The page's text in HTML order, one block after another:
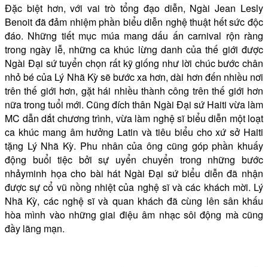
Đặc biệt hơn, với vai trò tổng đạo diễn, Ngài Jean Lesly
Benoit đã đảm nhiệm phần biểu diễn nghệ thuật hết sức độc
đáo. Những tiết mục múa mang dấu ấn carnival rộn ràng
trong ngày lễ, những ca khúc lừng danh của thế giới được
Ngài Đại sứ tuyển chọn rất kỹ giống như lời chúc bước chân
nhỏ bé của Lý Nhã Kỳ sẽ bước xa hơn, dài hơn đến nhiều nơi
trên thế giới hơn, gặt hái nhiều thành công trên thế giới hơn
nữa trong tuổi mới. Cũng đích thân Ngài Đại sứ Haiti vừa làm
MC dẫn dắt chương trình, vừa làm nghệ sĩ biểu diễn một loạt
ca khúc mang âm hưởng Latin và tiêu biểu cho xứ sở Haiti
tặng Lý Nhã Kỳ. Phu nhân của ông cũng góp phần khuấy
động buổi tiệc bởi sự uyển chuyển trong những bước
nhảyminh họa cho bài hát Ngài Đại sứ biểu diễn đã nhận
được sự cổ vũ nồng nhiệt của nghệ sĩ và các khách mời. Lý
Nhã Kỳ, các nghệ sĩ và quan khách đã cùng lên sân khấu
hòa mình vào những giai điệu âm nhạc sôi động mà cũng
đầy lãng mạn.